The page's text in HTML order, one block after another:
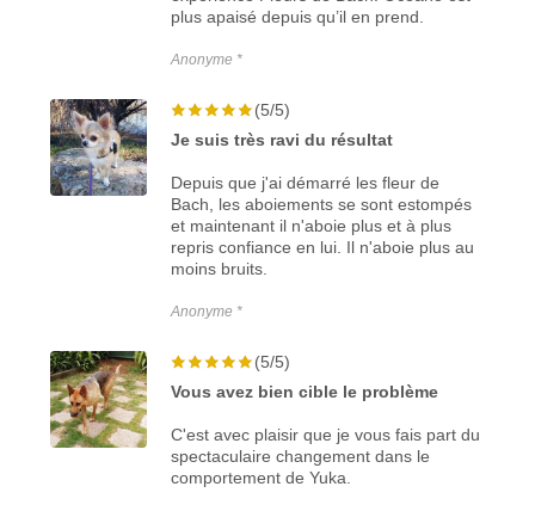
plus apaisé depuis qu’il en prend.
Anonyme *
(5/5)
Je suis très ravi du résultat
Depuis que j'ai démarré les fleur de
Bach, les aboiements se sont estompés
et maintenant il n'aboie plus et à plus
repris confiance en lui. Il n'aboie plus au
moins bruits.
Anonyme *
(5/5)
Vous avez bien cible le problème
C'est avec plaisir que je vous fais part du
spectaculaire changement dans le
comportement de Yuka.